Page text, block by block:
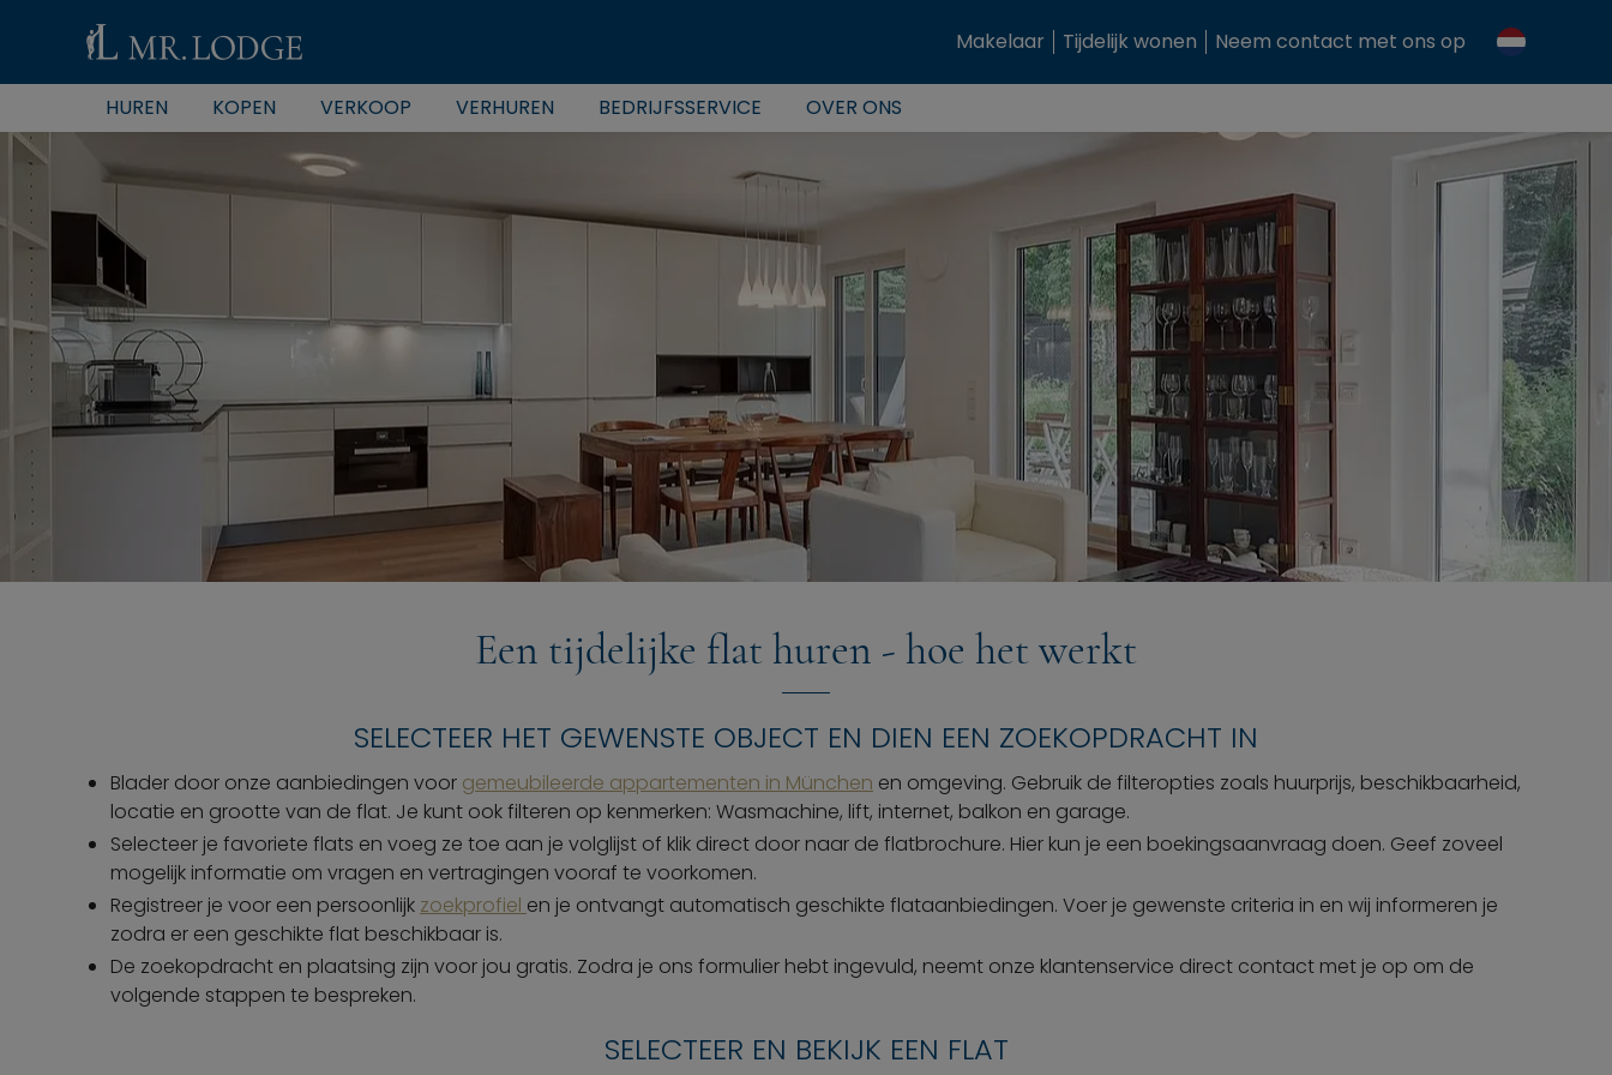
Makelaar Tijdelijk wonen Neem contact met ons op
HUREN KOPEN VERKOOP VERHUREN BEDRIJFSSERVICE OVER ONS
Een tijdelijke flat huren - hoe het werkt
SELECTEER HET GEWENSTE OBJECT EN DIEN EEN ZOEKOPDRACHT IN
Blader door onze aanbiedingen voor gemeubileerde appartementen in München en omgeving. Gebruik de filteropties zoals huurprijs, beschikbaarheid,
locatie en grootte van de flat. Je kunt ook filteren op kenmerken: Wasmachine, lift, internet, balkon en garage.
Selecteer je favoriete flats en voeg ze toe aan je volglijst of klik direct door naar de flatbrochure. Hier kun je een boekingsaanvraag doen. Geef zoveel
mogelijk informatie om vragen en vertragingen vooraf te voorkomen.
Registreer je voor een persoonlijk zoekprofiel en je ontvangt automatisch geschikte flataanbiedingen. Voer je gewenste criteria in en wij informeren je
zodra er een geschikte flat beschikbaar is.
De zoekopdracht en plaatsing zijn voor jou gratis. Zodra je ons formulier hebt ingevuld, neemt onze klantenservice direct contact met je op om de
volgende stappen te bespreken.
SELECTEER EN BEKIJK EEN FLAT